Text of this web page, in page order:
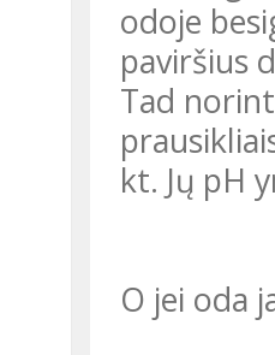
odoje
paviršius
Tad
kt. Jų pH
O jei oda